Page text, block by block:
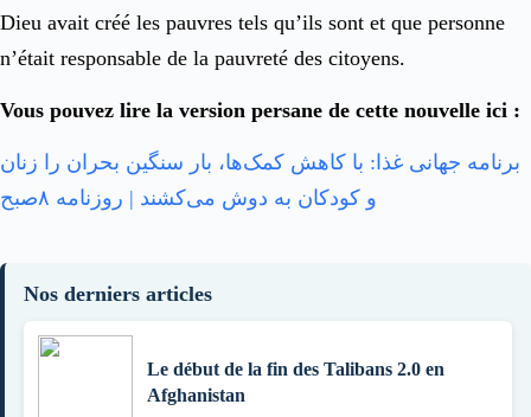
Dieu avait créé les pauvres tels qu’ils sont et que personne
n’était responsable de la pauvreté des citoyens.
Vous pouvez lire la version persane de cette nouvelle ici :
برنامه جهانی غذا: با کاهش کمک‌ها، بار سنگین بحران را زنان
و کودکان به دوش می‌کشند | روزنامه ۸صبح
Nos derniers articles
Le début de la fin des Talibans 2.0 en
Afghanistan